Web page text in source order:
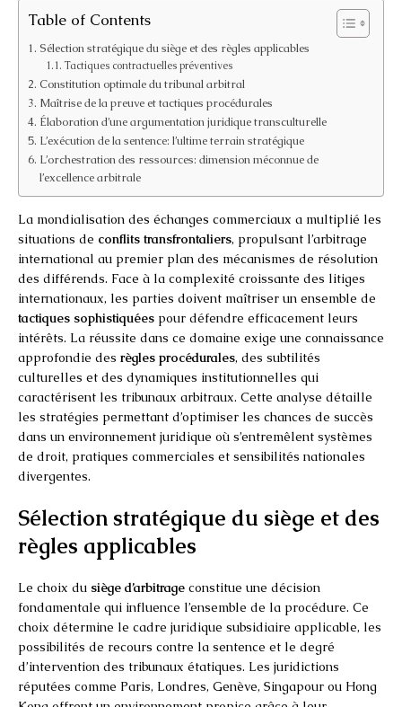
Table of Contents
Sélection stratégique du siège et des règles applicables
Tactiques contractuelles préventives
Constitution optimale du tribunal arbitral
Maîtrise de la preuve et tactiques procédurales
Élaboration d’une argumentation juridique transculturelle
L’exécution de la sentence: l’ultime terrain stratégique
L’orchestration des ressources: dimension méconnue de
l’excellence arbitrale
La mondialisation des échanges commerciaux a multiplié les
situations de conflits transfrontaliers, propulsant l’arbitrage
international au premier plan des mécanismes de résolution
des différends. Face à la complexité croissante des litiges
internationaux, les parties doivent maîtriser un ensemble de
tactiques sophistiquées pour défendre efficacement leurs
intérêts. La réussite dans ce domaine exige une connaissance
approfondie des règles procédurales, des subtilités
culturelles et des dynamiques institutionnelles qui
caractérisent les tribunaux arbitraux. Cette analyse détaille
les stratégies permettant d’optimiser les chances de succès
dans un environnement juridique où s’entremêlent systèmes
de droit, pratiques commerciales et sensibilités nationales
divergentes.
Sélection stratégique du siège et des
règles applicables
Le choix du siège d’arbitrage constitue une décision
fondamentale qui influence l’ensemble de la procédure. Ce
choix détermine le cadre juridique subsidiaire applicable, les
possibilités de recours contre la sentence et le degré
d’intervention des tribunaux étatiques. Les juridictions
réputées comme Paris, Londres, Genève, Singapour ou Hong